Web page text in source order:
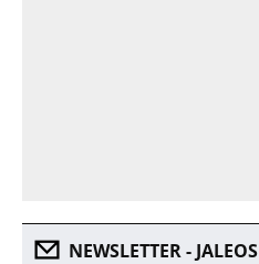
NEWSLETTER - JALEOS